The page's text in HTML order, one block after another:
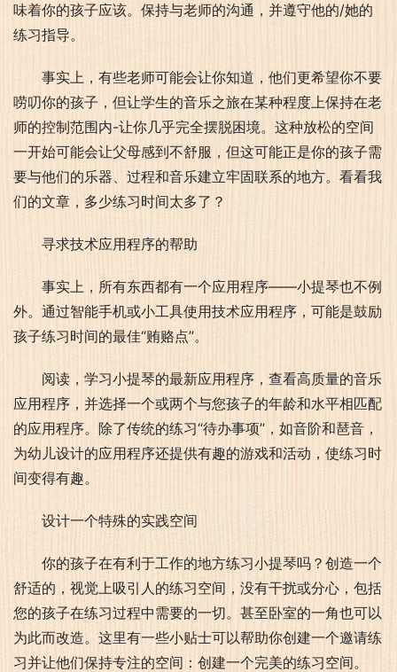
味着你的孩子应该。保持与老师的沟通，并遵守他的/她的
练习指导。
事实上，有些老师可能会让你知道，他们更希望你不要
唠叨你的孩子，但让学生的音乐之旅在某种程度上保持在老
师的控制范围内-让你几乎完全摆脱困境。这种放松的空间
一开始可能会让父母感到不舒服，但这可能正是你的孩子需
要与他们的乐器、过程和音乐建立牢固联系的地方。看看我
们的文章，多少练习时间太多了？
寻求技术应用程序的帮助
事实上，所有东西都有一个应用程序——小提琴也不例
外。通过智能手机或小工具使用技术应用程序，可能是鼓励
孩子练习时间的最佳“贿赂点”。
阅读，学习小提琴的最新应用程序，查看高质量的音乐
应用程序，并选择一个或两个与您孩子的年龄和水平相匹配
的应用程序。除了传统的练习“待办事项”，如音阶和琶音，
为幼儿设计的应用程序还提供有趣的游戏和活动，使练习时
间变得有趣。
设计一个特殊的实践空间
你的孩子在有利于工作的地方练习小提琴吗？创造一个
舒适的，视觉上吸引人的练习空间，没有干扰或分心，包括
您的孩子在练习过程中需要的一切。甚至卧室的一角也可以
为此而改造。这里有一些小贴士可以帮助你创建一个邀请练
习并让他们保持专注的空间：创建一个完美的练习空间。